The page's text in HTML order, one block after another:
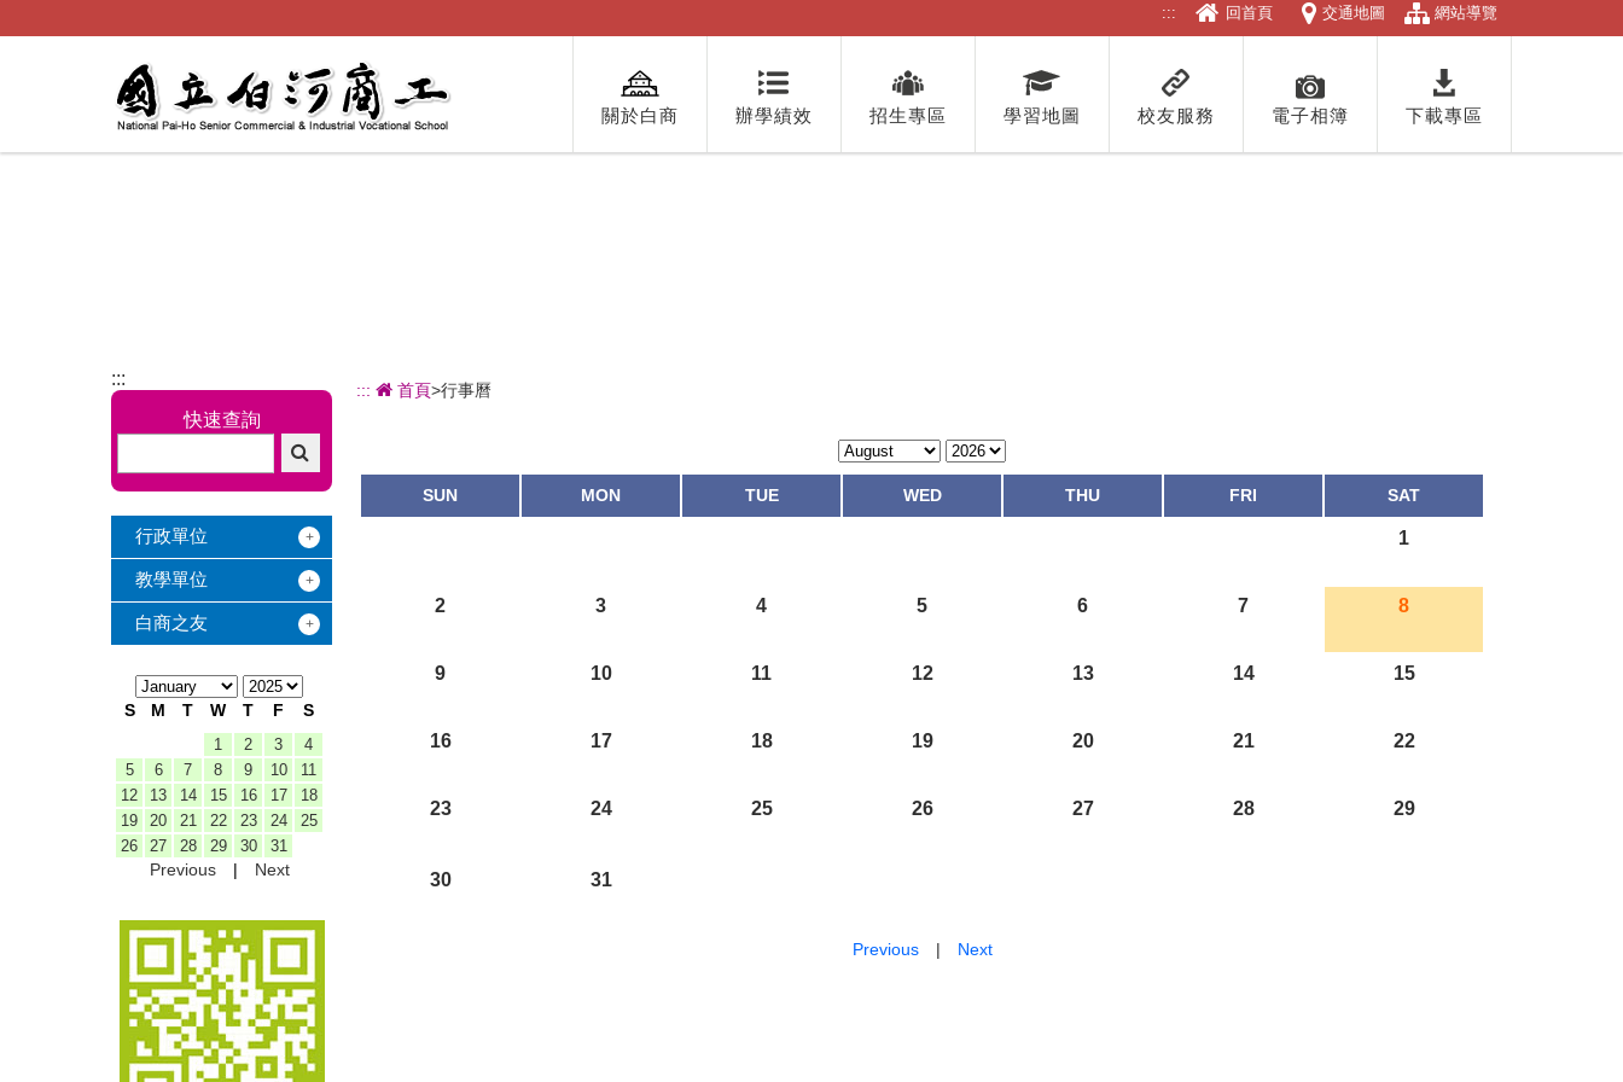
到
::: 回首頁 交通地圖 網站導覽
關於白商 辦學績效 招生專區 學習地圖 校友服務 電子相簿 下載專區
:::
快速查詢
行政單位
教學單位
白商之友
S M T W T F S
1 2 3
4
5
6 7 8 9 10
11
12
13 14 15 16 17
18
19
20 21 22 23 24
25
26
27 28 29 30 31
Previous| Next
::: 首頁>行事曆
SUN MON TUE WED THU FRI SAT
1
2 3 4 5 6 7 8
9 10 11 12 13 14 15
16 17 18 19 20 21 22
23 24 25 26 27 28 29
30 31
Previous| Next